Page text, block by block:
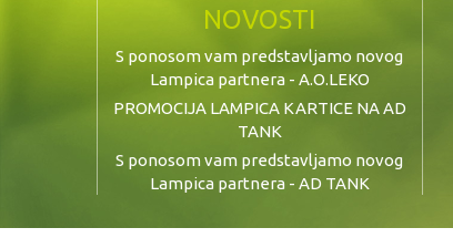
NOVOSTI
S ponosom vam predstavljamo novog
Lampica partnera - A.O.LEKO
PROMOCIJA LAMPICA KARTICE NA AD
TANK
S ponosom vam predstavljamo novog
Lampica partnera - AD TANK